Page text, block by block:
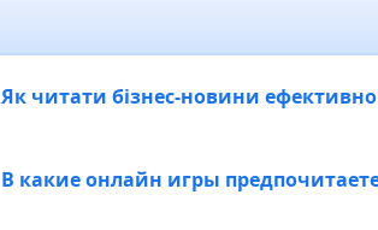
Як читати бізнес-новини ефективно
В какие онлайн игры